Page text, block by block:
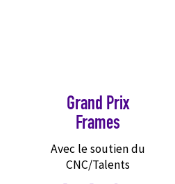
Grand Prix
Frames
Avec le soutien du
CNC/Talents